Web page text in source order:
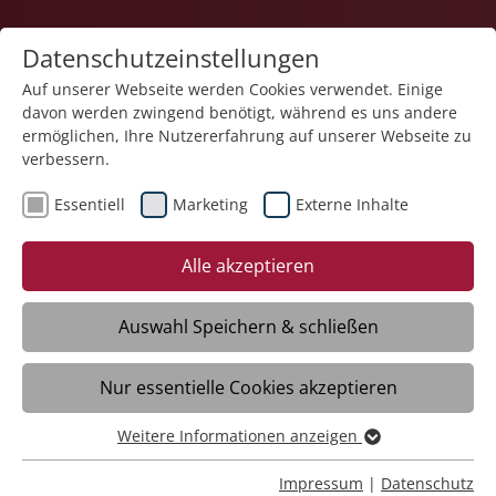
Teilhabe und Familie
Begleitete Elternschaft
Singen
Datenschutzeinstellungen
Auf unserer Webseite werden Cookies verwendet. Einige
davon werden zwingend benötigt, während es uns andere
ermöglichen, Ihre Nutzererfahrung auf unserer Webseite zu
verbessern.
Essentiell Marketing Externe Inhalte
Alle akzeptieren
Auswahl Speichern & schließen
Nur essentielle Cookies akzeptieren
Essentiell
Essentielle Cookies werden für grundlegende Funktionen
Weitere Informationen anzeigen
Impressum | Datenschutz